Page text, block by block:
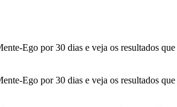
Ego por 30 dias e veja os resultados
Ego por 30 dias e veja os resultados